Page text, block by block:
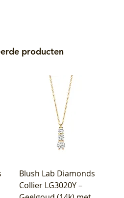
producten
Blush Lab Diamonds
Collier LG3020Y –